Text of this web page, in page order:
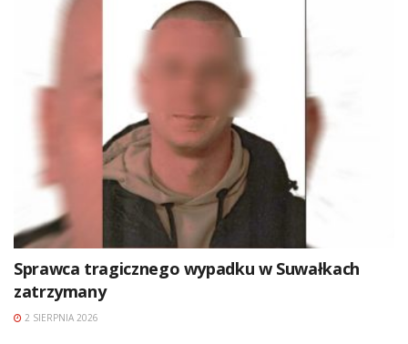
Sprawca tragicznego wypadku w Suwałkach
zatrzymany
2 SIERPNIA 2026